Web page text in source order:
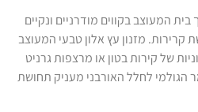
המעוצב בקווים מודרניים ונקיים
מזנון עץ אלון טבעי המעוצב
של קירות בטון או מרצפות גרניט
לחלל האורבני מעניק תחושת